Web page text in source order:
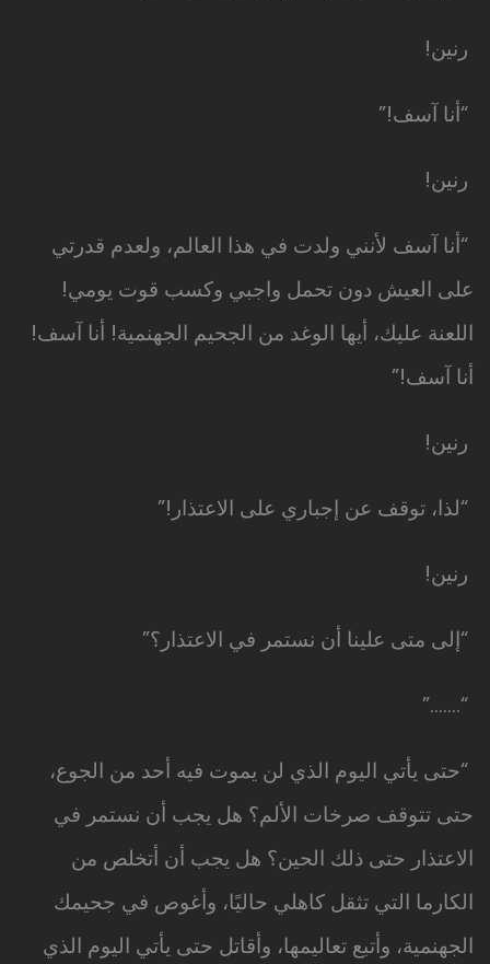
رنين!
“أنا آسف!”
رنين!
“أنا آسف لأنني ولدت في هذا العالم، ولعدم قدرتي
على العيش دون تحمل واجبي وكسب قوت يومي!
اللعنة عليك، أيها الوغد من الجحيم الجهنمية! أنا آسف!
أنا آسف!”
رنين!
“لذا، توقف عن إجباري على الاعتذار!”
رنين!
“إلى متى علينا أن نستمر في الاعتذار؟”
“…….”
“حتى يأتي اليوم الذي لن يموت فيه أحد من الجوع،
حتى تتوقف صرخات الألم؟ هل يجب أن نستمر في
الاعتذار حتى ذلك الحين؟ هل يجب أن أتخلص من
الكارما التي تثقل كاهلي حاليًا، وأغوص في جحيمك
الجهنمية، وأتبع تعاليمها، وأقاتل حتى يأتي اليوم الذي